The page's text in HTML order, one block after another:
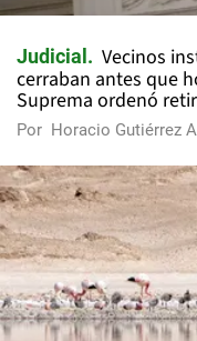
Judicial
Vecinos
cerraban antes que
Suprema ordenó
Por Horacio Gutiérrez